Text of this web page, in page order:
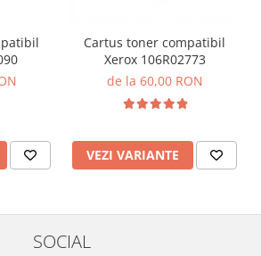
Cartus toner compatibil
Xerox 106R02773
de la 60,00 RON
VEZI VARIANTE
SOCIAL